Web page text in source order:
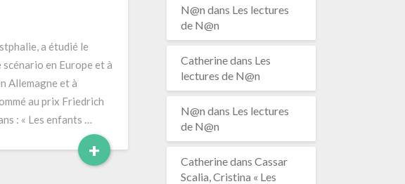
a étudié le
en Europe et à
Allemagne et à
au prix Friedrich
: « Les enfants …
+Read
More
N@n dans Les lectures
de N@n
Catherinedans Les
lectures de N@n
N@n dans Les lectures
de N@n
Catherinedans Cassar
Scalia, Cristina « Les